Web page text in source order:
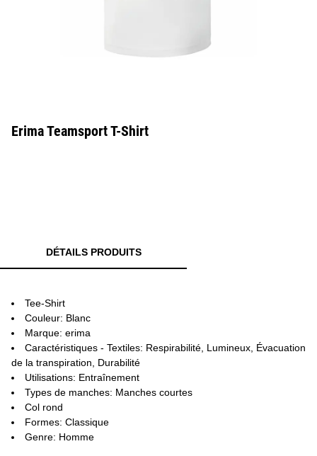
Erima Teamsport T-Shirt
DÉTAILS PRODUITS
Tee-Shirt
Couleur: Blanc
Marque: erima
Caractéristiques - Textiles: Respirabilité, Lumineux, Évacuation
de la transpiration, Durabilité
Utilisations: Entraînement
Types de manches: Manches courtes
Col rond
Formes: Classique
Genre: Homme